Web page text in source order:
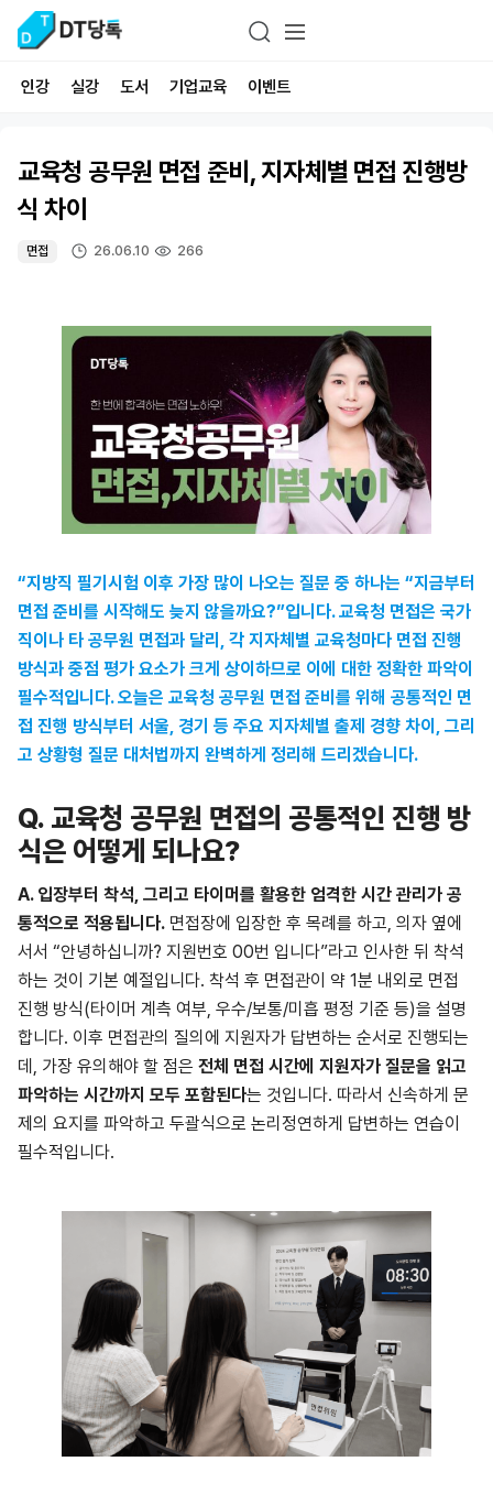
인강 실강 도서 기업교육 이벤트
교육청 공무원 면접 준비, 지자체별 면접 진행방
식 차이
면접 26.06.10 266
“지방직 필기시험 이후 가장 많이 나오는 질문 중 하나는 “지금부터
면접 준비를 시작해도 늦지 않을까요?”입니다. 교육청 면접은 국가
직이나 타 공무원 면접과 달리, 각 지자체별 교육청마다 면접 진행
방식과 중점 평가 요소가 크게 상이하므로 이에 대한 정확한 파악이
필수적입니다. 오늘은 교육청 공무원 면접 준비를 위해 공통적인 면
접 진행 방식부터 서울, 경기 등 주요 지자체별 출제 경향 차이, 그리
고 상황형 질문 대처법까지 완벽하게 정리해 드리겠습니다.
Q. 교육청 공무원 면접의 공통적인 진행 방
식은 어떻게 되나요?
A. 입장부터 착석, 그리고 타이머를 활용한 엄격한 시간 관리가 공
통적으로 적용됩니다. 면접장에 입장한 후 목례를 하고, 의자 옆에
서서 “안녕하십니까? 지원번호 00번 입니다”라고 인사한 뒤 착석
하는 것이 기본 예절입니다. 착석 후 면접관이 약 1분 내외로 면접
진행 방식(타이머 계측 여부, 우수/보통/미흡 평정 기준 등)을 설명
합니다. 이후 면접관의 질의에 지원자가 답변하는 순서로 진행되는
데, 가장 유의해야 할 점은 전체 면접 시간에 지원자가 질문을 읽고
파악하는 시간까지 모두 포함된다는 것입니다. 따라서 신속하게 문
제의 요지를 파악하고 두괄식으로 논리정연하게 답변하는 연습이
필수적입니다.